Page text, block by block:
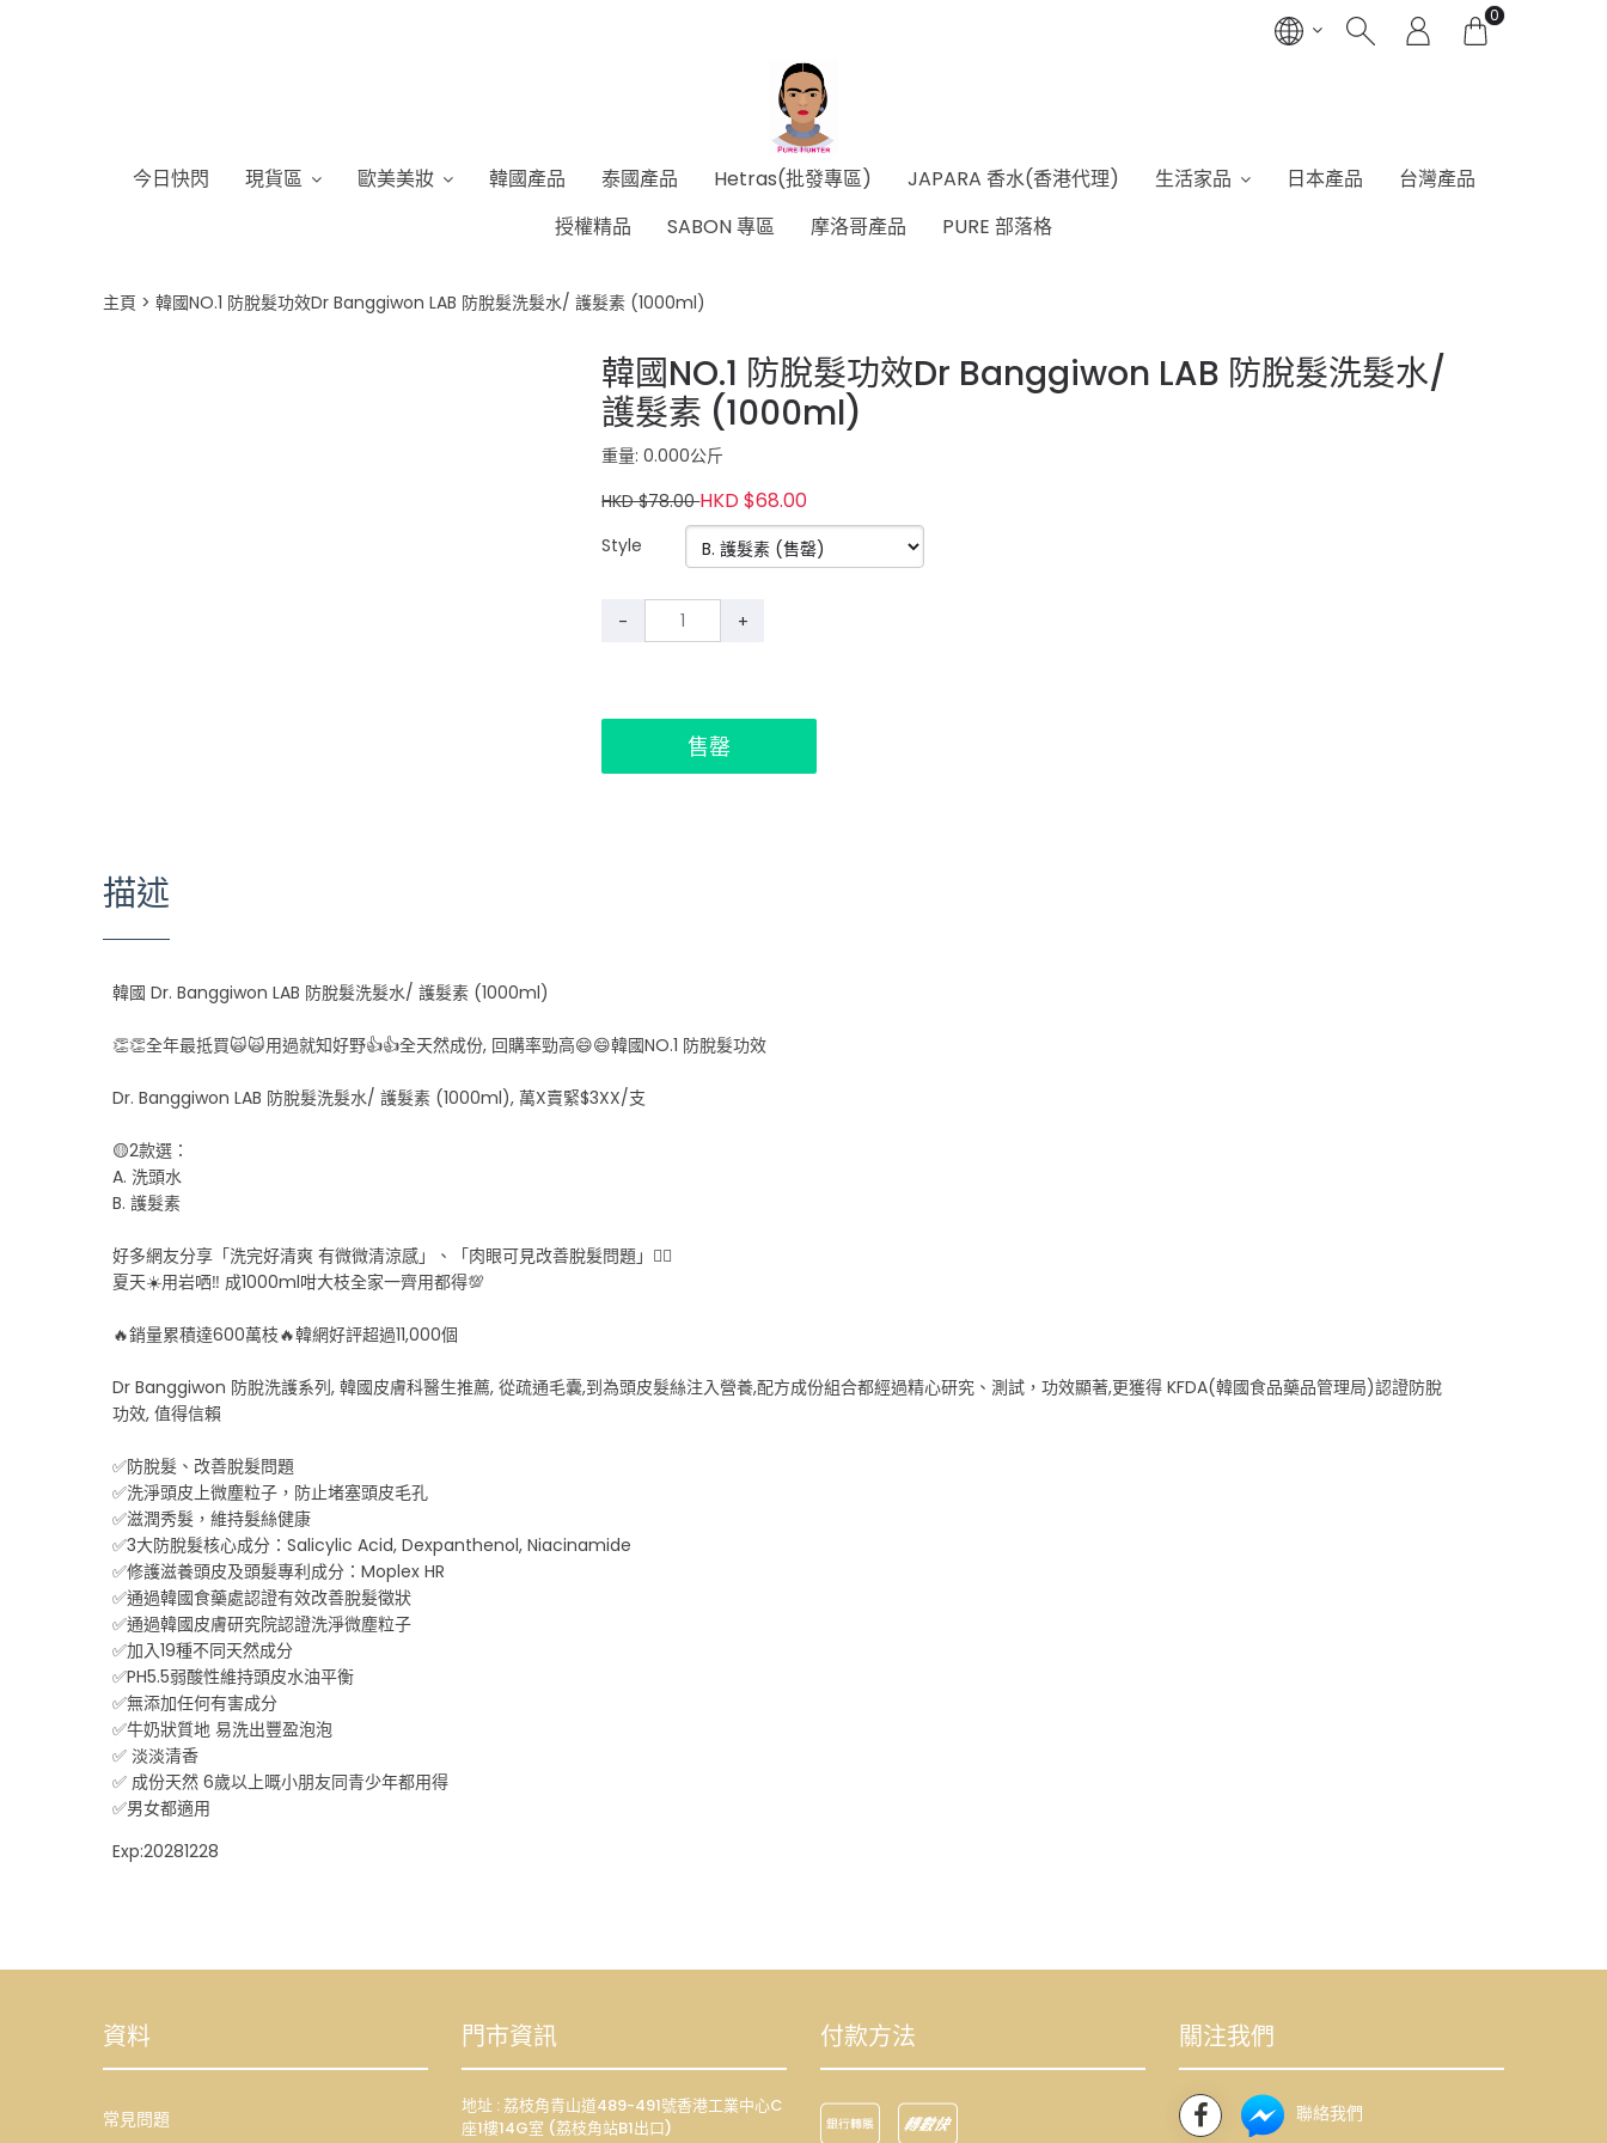
0
今日快閃 現貨區 歐美美妝 韓國產品 泰國產品 Hetras(批發專區) JAPARA 香水(香港代理) 生活家品 日本產品
台灣產品
授權精品
SABON 專區 摩洛哥產品 PURE 部落格
主頁 韓國NO.1 防脫髮功效Dr Banggiwon LAB 防脫髮洗髮水/ 護髮素 (1000ml)
韓國NO.1 防脫髮功效Dr Banggiwon LAB 防脫髮洗髮水/
護髮素 (1000ml)
重量: 0.000公斤
HKD $78.00HKD $68.00
Style
- +
售罄
描述
韓國 Dr. Banggiwon LAB 防脫髮洗髮水/ 護髮素 (1000ml)
👏👏全年最抵買🙀🙀用過就知好野👍👍全天然成份, 回購率勁高😄😄韓國NO.1 防脫髮功效
Dr. Banggiwon LAB 防脫髮洗髮水/ 護髮素 (1000ml), 萬X賣緊$3XX/支
🟡2款選：
A. 洗頭水
B. 護髮素
好多網友分享「洗完好清爽 有微微清涼感」、「肉眼可見改善脫髮問題」👍🏻
夏天☀️用岩哂‼️ 成1000ml咁大枝全家一齊用都得💯
🔥銷量累積達600萬枝🔥韓網好評超過11,000個
Dr Banggiwon 防脫洗護系列, 韓國皮膚科醫生推薦, 從疏通毛囊,到為頭皮髮絲注入營養,配方成份組合都經過精心研究、測試，功效顯著,更獲得 KFDA(韓國食品藥品管理局)認證防脫
功效, 值得信賴
✅防脫髮、改善脫髮問題
✅洗淨頭皮上微塵粒子，防止堵塞頭皮毛孔
✅滋潤秀髮，維持髮絲健康
✅3大防脫髮核心成分：Salicylic Acid, Dexpanthenol, Niacinamide
✅修護滋養頭皮及頭髮專利成分：Moplex HR
✅通過韓國食藥處認證有效改善脫髮徵狀
✅通過韓國皮膚研究院認證洗淨微塵粒子
✅加入19種不同天然成分
✅PH5.5弱酸性維持頭皮水油平衡
✅無添加任何有害成分
✅牛奶狀質地 易洗出豐盈泡泡
✅ 淡淡清香
✅ 成份天然 6歲以上嘅小朋友同青少年都用得
✅男女都適用
Exp:20281228
資料
常見問題
門市資訊
地址 : 荔枝角青山道489-491號香港工業中心C
座1樓14G室 (荔枝角站B1出口)
付款方法 關注我們
聯絡我們